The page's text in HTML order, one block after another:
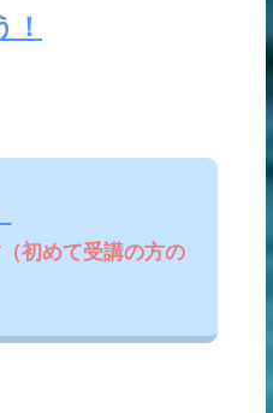
初めて受講の方の